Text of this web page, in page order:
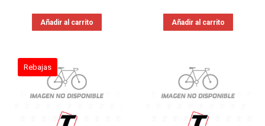
Añadir al carrito Añadir al carrito
Rebajas